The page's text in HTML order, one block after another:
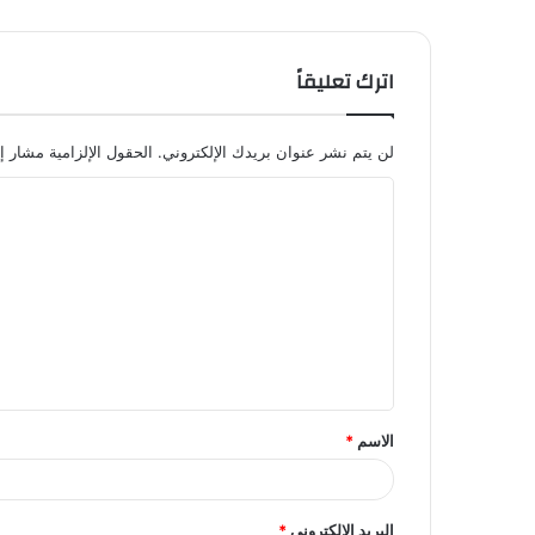
اترك تعليقاً
لن يتم نشر عنوان بريدك الإلكتروني. الحقول الإلزامية مشار
ق
*
الاسم *
البريد الإلكتروني*